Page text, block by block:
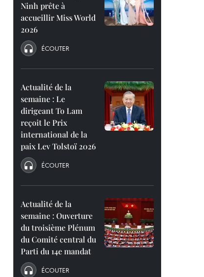
Ninh prête à
accueillir Miss World
2026
ÉCOUTER
Actualité de la
semaine : Le
dirigeant To Lam
reçoit le Prix
international de la
paix Lev Tolstoï 2026
ÉCOUTER
Actualité de la
semaine : Ouverture
du troisième Plénum
du Comité central du
Parti du 14e mandat
ÉCOUTER